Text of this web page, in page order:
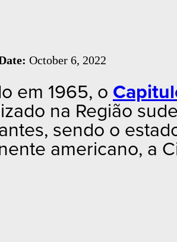
October 6, 2022
em 1965, o
na Região
sendo o
americano, a